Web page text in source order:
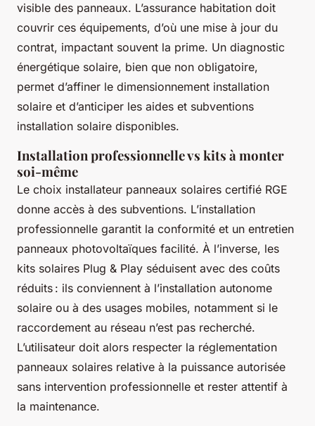
visible des panneaux. L’assurance habitation doit
couvrir ces équipements, d’où une mise à jour du
contrat, impactant souvent la prime. Un diagnostic
énergétique solaire, bien que non obligatoire,
permet d’affiner le dimensionnement installation
solaire et d’anticiper les aides et subventions
installation solaire disponibles.
Installation professionnelle vs kits à monter
soi-même
Le choix installateur panneaux solaires certifié RGE
donne accès à des subventions. L’installation
professionnelle garantit la conformité et un entretien
panneaux photovoltaïques facilité. À l’inverse, les
kits solaires Plug & Play séduisent avec des coûts
réduits : ils conviennent à l’installation autonome
solaire ou à des usages mobiles, notamment si le
raccordement au réseau n’est pas recherché.
L’utilisateur doit alors respecter la réglementation
panneaux solaires relative à la puissance autorisée
sans intervention professionnelle et rester attentif à
la maintenance.